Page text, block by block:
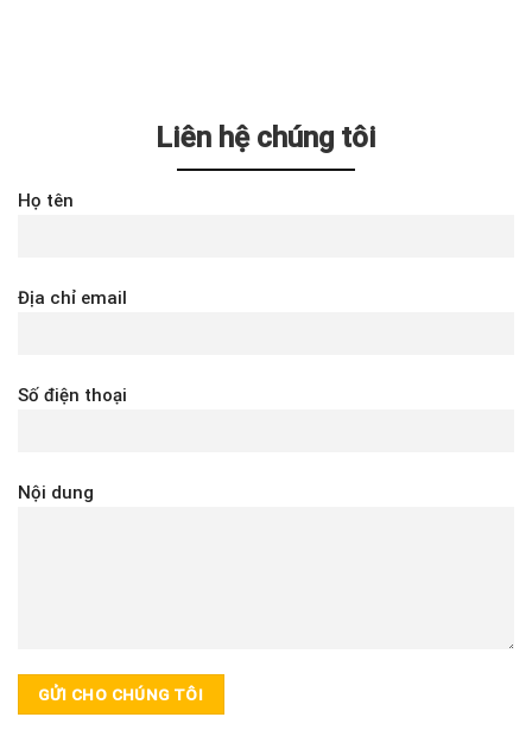
Liên hệ chúng tôi
Họ tên
Địa chỉ email
Số điện thoại
Nội dung